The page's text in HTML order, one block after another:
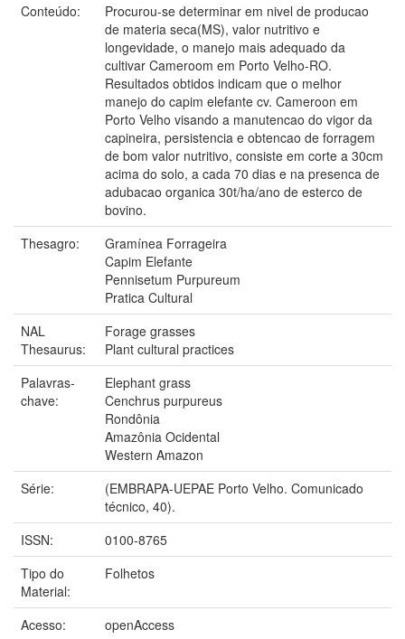
Conteúdo:
Procurou-se determinar em nivel de producao
de materia seca(MS), valor nutritivo e
longevidade, o manejo mais adequado da
cultivar Cameroom em Porto Velho-RO.
Resultados obtidos indicam que o melhor
manejo do capim elefante cv. Cameroon em
Porto Velho visando a manutencao do vigor da
capineira, persistencia e obtencao de forragem
de bom valor nutritivo, consiste em corte a 30cm
acima do solo, a cada 70 dias e na presenca de
adubacao organica 30t/ha/ano de esterco de
bovino.
Thesagro:
Gramínea Forrageira
Capim Elefante
Pennisetum Purpureum
Pratica Cultural
NAL
Thesaurus:
Forage grasses
Plant cultural practices
Palavras-
chave:
Elephant grass
Cenchrus purpureus
Rondônia
Amazônia Ocidental
Western Amazon
Série:
(EMBRAPA-UEPAE Porto Velho. Comunicado
técnico, 40).
ISSN:
0100-8765
Tipo do
Material:
Folhetos
Acesso:
openAccess